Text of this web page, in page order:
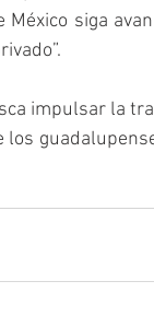
siga
impulsar la